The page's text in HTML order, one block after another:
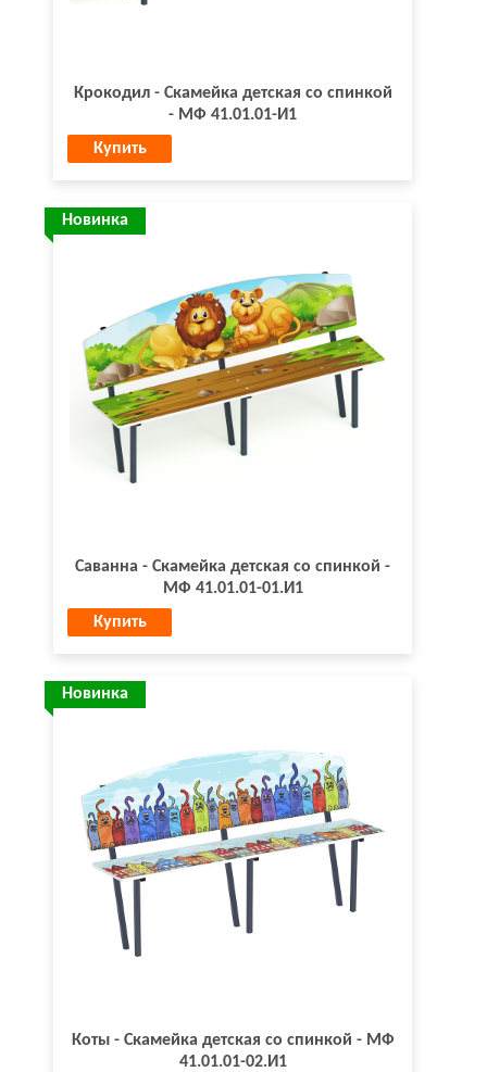
Крокодил - Скамейка детская со спинкой
- МФ 41.01.01-И1
Купить
Новинка
Саванна - Скамейка детская со спинкой -
МФ 41.01.01-01.И1
Купить
Новинка
Коты - Скамейка детская со спинкой - МФ
41.01.01-02.И1